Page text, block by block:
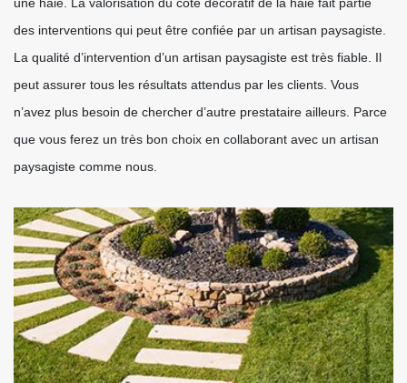
des interventions qui peut être confiée par un artisan paysagiste.
La qualité d’intervention d’un artisan paysagiste est très fiable. Il
peut assurer tous les résultats attendus par les clients. Vous
n’avez plus besoin de chercher d’autre prestataire ailleurs. Parce
que vous ferez un très bon choix en collaborant avec un artisan
paysagiste comme nous.